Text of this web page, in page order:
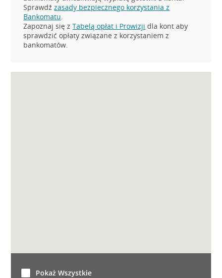
Sprawdźzasady bezpiecznego korzystania z
Bankomatu.
Zapoznaj się zTabelą opłat i Prowizji dla kont aby
sprawdzić opłaty związane z korzystaniem z
bankomatów.
Pokaż Wszystkie